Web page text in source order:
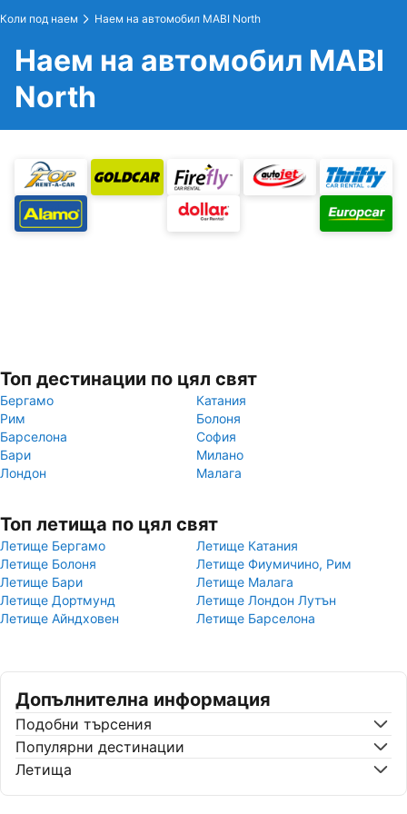
Коли под наем Наем на автомобил MABI North
Наем на автомобил MABI
North
Топ дестинации по цял свят
Бергамо
Катания
Рим
Болоня
Барселона
София
Бари
Милано
Лондон
Малага
Топ летища по цял свят
Летище Бергамо
Летище Катания
Летище Болоня
Летище Фиумичино, Рим
Летище Бари
Летище Малага
Летище Дортмунд
Летище Лондон Лутън
Летище Айндховен
Летище Барселона
Допълнителна информация
Подобни търсения
Популярни дестинации
Летища